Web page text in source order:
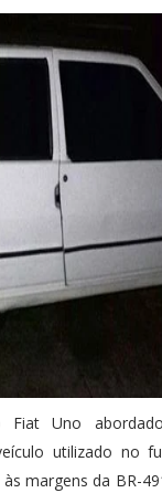
Fiat Uno
utilizado no
margens da BR-